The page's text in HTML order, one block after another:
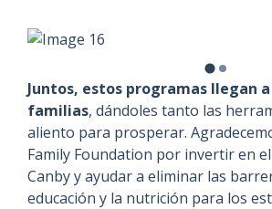
Juntos, estos programas llegan a
familias, dándoles tanto las
aliento para prosperar.
Family Foundation por invertir en
Canby y ayudar a eliminar las
educación y la nutrición para los